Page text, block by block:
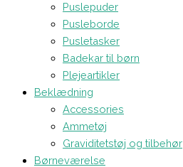
Puslepuder
Pusleborde
Pusletasker
Badekar til børn
Plejeartikler
Beklædning
Accessories
Ammetøj
Graviditetstøj og tilbehør
Børneværelse